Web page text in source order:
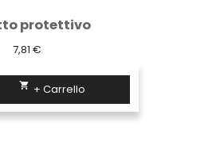
termici neri
7,37 €